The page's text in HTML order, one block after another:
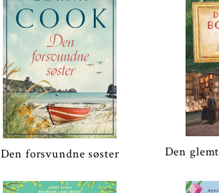
Den forsvundne søster Den